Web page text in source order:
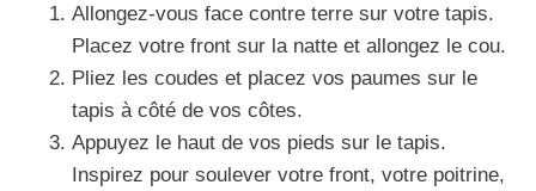
Allongez-vous face contre terre sur votre tapis.
Placez votre front sur la natte et allongez le cou.
Pliez les coudes et placez vos paumes sur le
tapis à côté de vos côtes.
Appuyez le haut de vos pieds sur le tapis.
Inspirez pour soulever votre front, votre poitrine,